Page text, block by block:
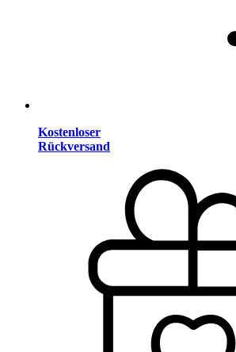
Kostenloser
Rückversand